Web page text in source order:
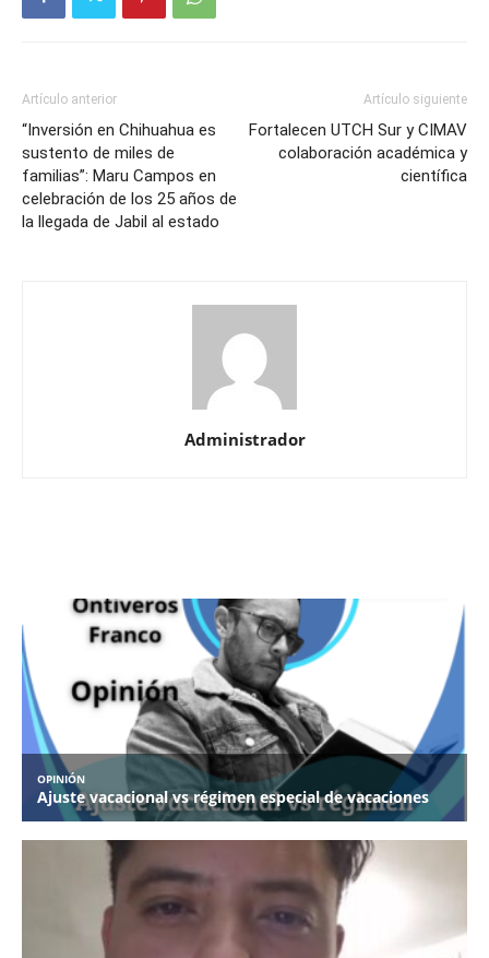
Artículo anterior
“Inversión en Chihuahua es
sustento de miles de
familias”: Maru Campos en
celebración de los 25 años de
la llegada de Jabil al estado
Artículo siguiente
Fortalecen UTCH Sur y CIMAV
colaboración académica y
científica
Administrador